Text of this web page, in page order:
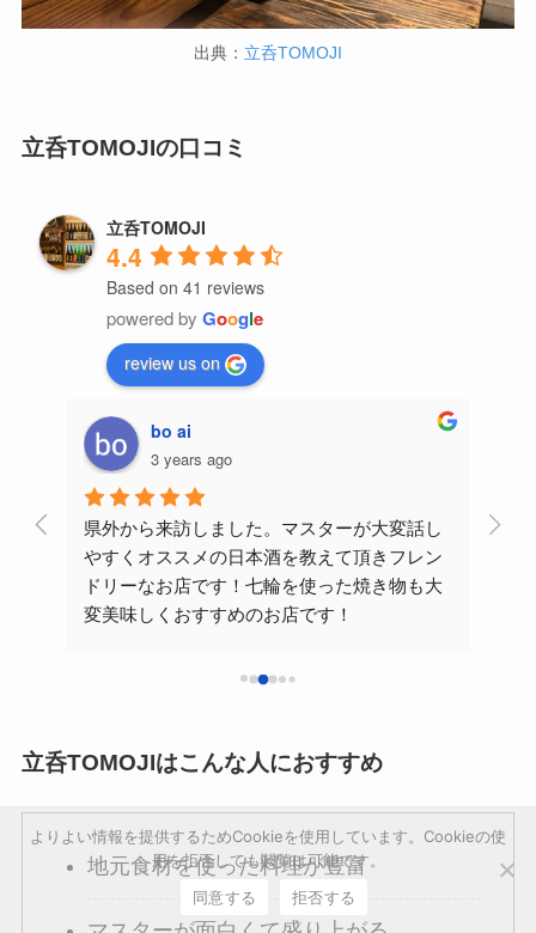
出典： 立呑TOMOJI
立呑TOMOJIの口コミ
立呑TOMOJI
4.4
Based on 41 reviews
powered by Google
review us on
す
bo ai
3 years ago
県外から来訪しました。マスターが大変話し
やすくオススメの日本酒を教えて頂きフレン
ドリーなお店です！七輪を使った焼き物も大
変美味しくおすすめのお店です！
最
す
え
今
立呑TOMOJIはこんな人におすすめ
地元食材を使った料理が豊富
よりよい情報を提供するためCookieを使用しています。Cookieの使
用を拒否しても閲覧は可能です。
同意する
拒否する